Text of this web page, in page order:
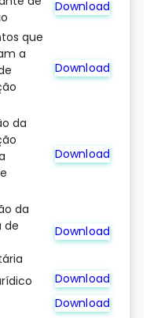
Download
que
a
Download
da
Download
da
de
Download
Download
Download